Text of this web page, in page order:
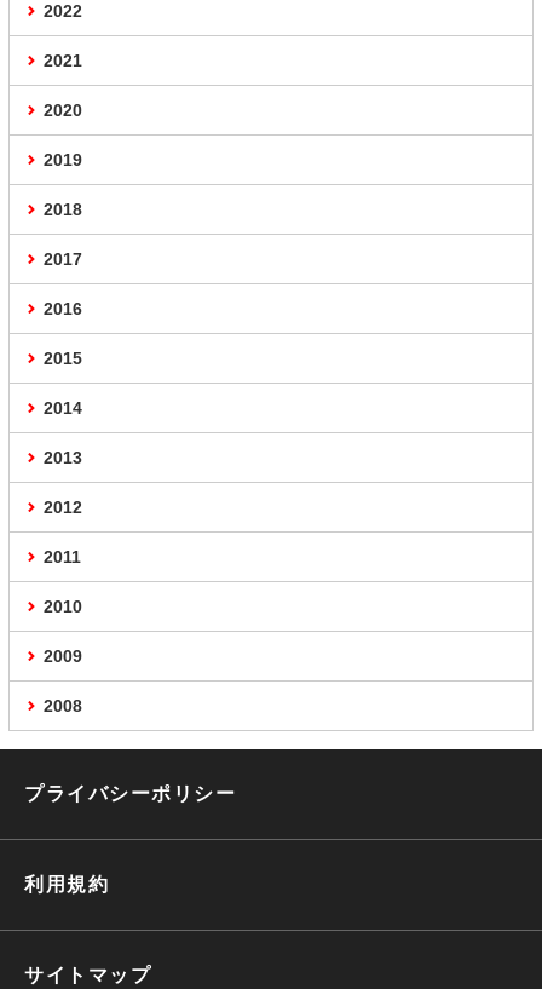
2022
2021
2020
2019
2018
2017
2016
2015
2014
2013
2012
2011
2010
2009
2008
プライバシーポリシー
利用規約
サイトマップ